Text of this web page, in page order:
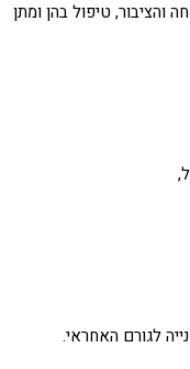
והציבור, טיפול בהן ומתן
לגורם האחראי.